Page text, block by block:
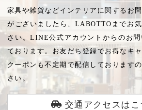
家具や雑貨などインテリアに関するお
がございましたら、LABOTTOまでお
さい。LINE公式アカウントからのお
ております。お友だち登録でお得なキ
クーポンも不定期で配信しております
さい。
交通アクセスはこ